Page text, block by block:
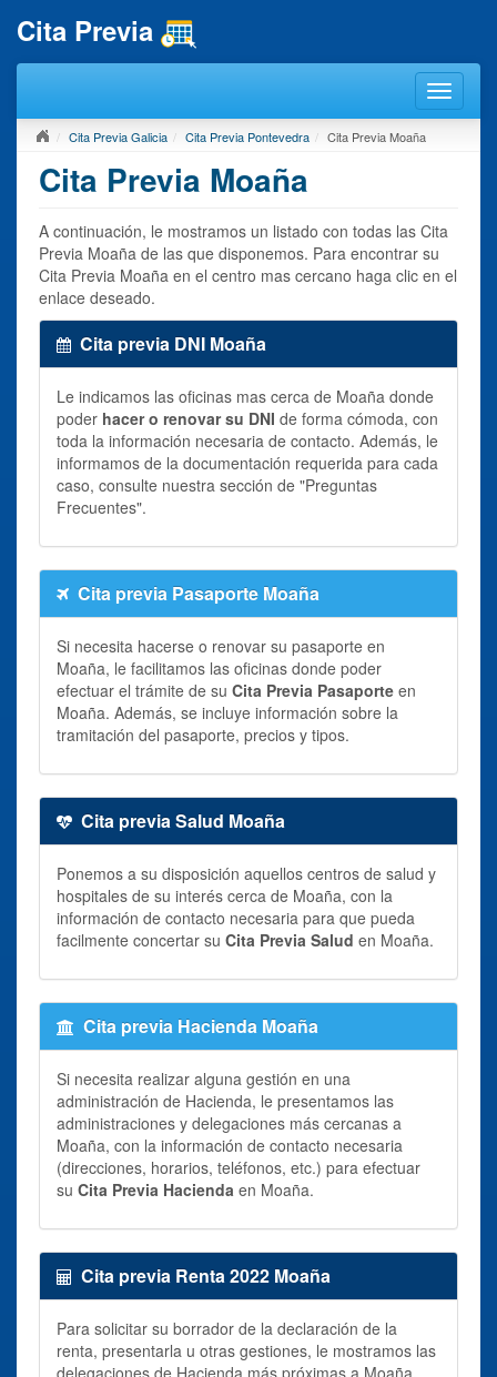
Cita Previa
Cita Previa Galicia Cita Previa Pontevedra Cita Previa Moaña
Cita Previa Moaña
A continuación, le mostramos un listado con todas las Cita
Previa Moaña de las que disponemos. Para encontrar su
Cita Previa Moaña en el centro mas cercano haga clic en el
enlace deseado.
Cita previa DNI Moaña
Le indicamos las oficinas mas cerca de Moaña donde
poder hacer o renovar su DNI de forma cómoda, con
toda la información necesaria de contacto. Además, le
informamos de la documentación requerida para cada
caso, consulte nuestra sección de "Preguntas
Frecuentes".
Cita previa Pasaporte Moaña
Si necesita hacerse o renovar su pasaporte en
Moaña, le facilitamos las oficinas donde poder
efectuar el trámite de su Cita Previa Pasaporte en
Moaña. Además, se incluye información sobre la
tramitación del pasaporte, precios y tipos.
Cita previa Salud Moaña
Ponemos a su disposición aquellos centros de salud y
hospitales de su interés cerca de Moaña, con la
información de contacto necesaria para que pueda
facilmente concertar su Cita Previa Salud en Moaña.
Cita previa Hacienda Moaña
Si necesita realizar alguna gestión en una
administración de Hacienda, le presentamos las
administraciones y delegaciones más cercanas a
Moaña, con la información de contacto necesaria
(direcciones, horarios, teléfonos, etc.) para efectuar
su Cita Previa Hacienda en Moaña.
Cita previa Renta 2022 Moaña
Para solicitar su borrador de la declaración de la
renta, presentarla u otras gestiones, le mostramos las
delegaciones de Hacienda más próximas a Moaña,